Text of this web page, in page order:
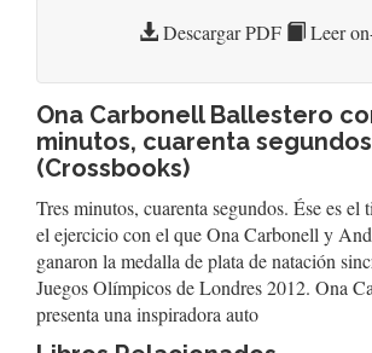
Descargar PDF Leer
Ona Carbonell Ballestero
minutos, cuarenta segundos
(Crossbooks)
Tres minutos, cuarenta segundos. Ése es el
el ejercicio con el que Ona Carbonell y
ganaron la medalla de plata de natación
Juegos Olímpicos de Londres 2012. Ona
presenta una inspiradora auto